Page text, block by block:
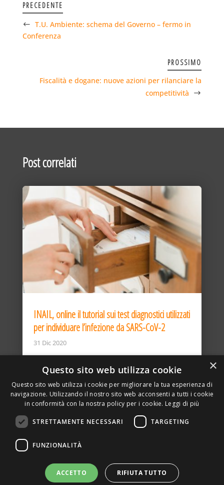
PRECEDENTE
T.U. Ambiente: schema del Governo – fermo in
Conferenza
PROSSIMO
Fiscalità e dogane: nuove azioni per rilanciare la
competitività
Post correlati
INAIL, online il tutorial sui test diagnostici utilizzati
per individuare l’infezione da SARS-CoV-2
31 Dic 2020
DELLA TORRE, 15 – 20127 – MILANO – P. IVA
SITO REALIZZATO DA GRAFICAEFOTO WEB AGENCY –
PARTNER SINTEL
×
Questo sito web utilizza cookie
Questo sito web utilizza i cookie per migliorare la tua esperienza di
navigazione. Utilizzando il nostro sito web acconsenti a tutti i cookie
in conformità con la nostra policy per i cookie. Leggi di più
STRETTAMENTE NECESSARI TARGETING
FUNZIONALITÀ
ACCETTO RIFIUTA TUTTO